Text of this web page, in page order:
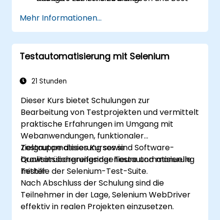
Automatisierung anzuwenden.
Mehr Informationen...
Testautomatisierung mit Selenium
21 Stunden
Dieser Kurs bietet Schulungen zur
Bearbeitung von Testprojekten und vermittelt
praktische Erfahrungen im Umgang mit
Webanwendungen, funktionaler
Testautomatisierung sowie
browserübergreifender Testautomatisierung
mithilfe der Selenium-Test-Suite.
Zielgruppe dieses Kurses sind Software-
Qualitätssicherungsingenieure und manuelle
Tester.
Nach Abschluss der Schulung sind die
Teilnehmer in der Lage, Selenium WebDriver
effektiv in realen Projekten einzusetzen.